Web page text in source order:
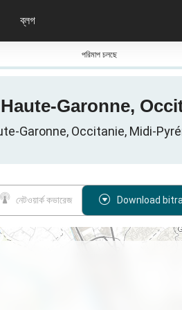
ব্লগ
পরিমাপ চলছে
Garonne,
Occitanie, Midi-Pyrénées,
নেটওয়ার্ক কভারেজ Download